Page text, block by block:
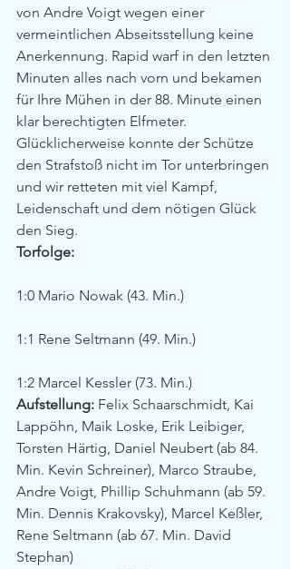
von Andre Voigt wegen einer
vermeintlichen Abseitsstellung keine
Anerkennung. Rapid warf in den letzten
Minuten alles nach vorn und bekamen
für Ihre Mühen in der 88. Minute einen
klar berechtigten Elfmeter.
Glücklicherweise konnte der Schütze
den Strafstoß nicht im Tor unterbringen
und wir retteten mit viel Kampf,
Leidenschaft und dem nötigen Glück
den Sieg.
Torfolge:
1:0 Mario Nowak (43. Min.)
1:1 Rene Seltmann (49. Min.)
1:2 Marcel Kessler (73. Min.)
Aufstellung: Felix Schaarschmidt, Kai
Lappöhn, Maik Loske, Erik Leibiger,
Torsten Härtig, Daniel Neubert (ab 84.
Min. Kevin Schreiner), Marco Straube,
Andre Voigt, Phillip Schuhmann (ab 59.
Min. Dennis Krakovsky), Marcel Keßler,
Rene Seltmann (ab 67. Min. David
Stephan)